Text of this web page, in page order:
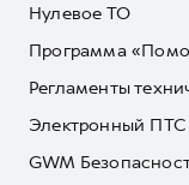
Нулевое ТО
Программа
Регламенты
Электронный ПТС
GWM